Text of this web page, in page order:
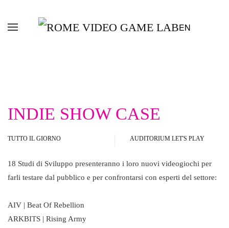
Skip to main content EN
INDIE SHOW CASE
TUTTO IL GIORNO AUDITORIUM LET'S PLAY
18 Studi di Sviluppo presenteranno i loro nuovi videogiochi per
farli testare dal pubblico e per confrontarsi con esperti del settore:
AIV | Beat Of Rebellion
ARKBITS | Rising Army